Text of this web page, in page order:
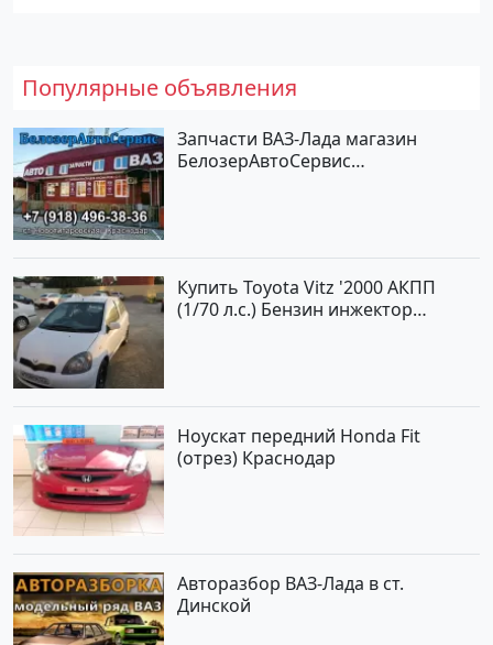
Популярные объявления
Запчасти ВАЗ-Лада магазин
БелозерАвтоСервис
Купить Toyota Vitz '2000 АКПП
(1/70 л.с.) Бензин инжектор
Ноускат передний Honda Fit
(отрез) Краснодар
Авторазбор ВАЗ-Лада в ст.
Динской